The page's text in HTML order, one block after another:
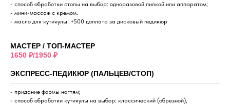
- способ обработки стопы на выбор: одноразовой пилкой или аппаратом;
- мини-массаж с кремом.
- масло для кутикулы. +500 доплата за дисковый педикюр
МАСТЕР / ТОП-МАСТЕР
1650 ₽/1950 ₽
ЭКСПРЕСС-ПЕДИКЮР (ПАЛЬЦЕВ/СТОП)
- придание формы ногтям;
- способ обработки кутикулы на выбор: классический (обрезной),